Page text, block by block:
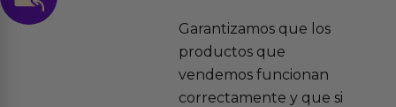
Garantizamos que los
productos que
vendemos funcionan
correctamente y que si